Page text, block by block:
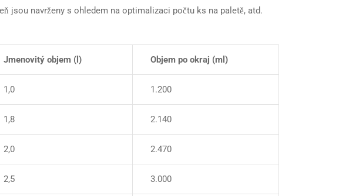
jsou navrženy s ohledem na optimalizaci počtu ks na paletě, atd.
Jmenovitý objem (l) Objem po okraj (ml)
1,0 1.200
1,8 2.140
2,0 2.470
2,5 3.000